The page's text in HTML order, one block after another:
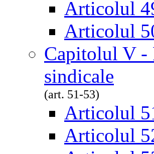
Articolul
Articolul
Capitolul V -
sindicale
(art. 51-53)
Articolul
Articolul